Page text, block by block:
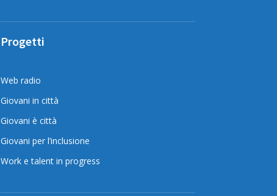
Progetti
Web radio
Giovani in città
Giovani è città
Giovani per l’inclusione
Work e talent in progress